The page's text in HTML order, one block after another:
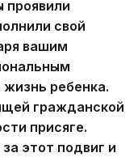
проявили
свой
вашим
ребенка.
гражданской
присяге.
этот подвиг и